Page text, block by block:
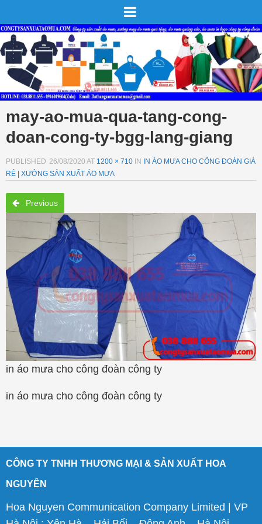
may-ao-mua-qua-tang-cong-
doan-cong-ty-bgg-lang-giang
PUBLISHED 26/08/2020 AT 1200 × 710 IN IN ÁO MƯA CHO CÔNG ĐOÀN GIÁ
RẺ | XƯỞNG SẢN XUẤT ÁO MƯA
Previous
in áo mưa cho công đoàn công ty
in áo mưa cho công đoàn công ty
CÔNG TY TNHH THƯƠNG MẠI & SẢN XUẤT HOA
NGUYÊN
Hoa Nguyen Communication Company Limited | VP